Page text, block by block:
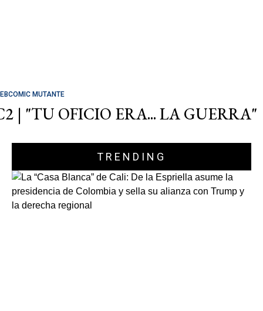
MUTANTE
| "TU OFICIO ERA... LA GUERRA"
TRENDING